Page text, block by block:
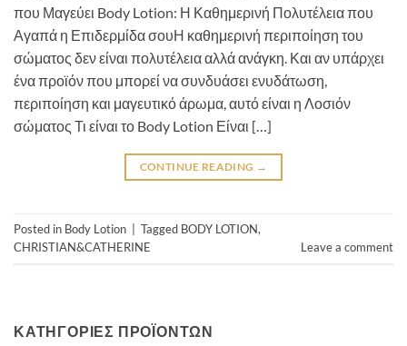
που Μαγεύει Body Lotion: Η Καθημερινή Πολυτέλεια που
Αγαπά η Επιδερμίδα σουΗ καθημερινή περιποίηση του
σώματος δεν είναι πολυτέλεια αλλά ανάγκη. Και αν υπάρχει
ένα προϊόν που μπορεί να συνδυάσει ενυδάτωση,
περιποίηση και μαγευτικό άρωμα, αυτό είναι η Λοσιόν
σώματος Τι είναι το Body Lotion Είναι […]
CONTINUE READING →
Posted in Body Lotion Tagged BODY LOTION,
CHRISTIAN&CATHERINE
Leave a comment
ΚΑΤΗΓΟΡΊΕΣ ΠΡΟΪΌΝΤΩΝ